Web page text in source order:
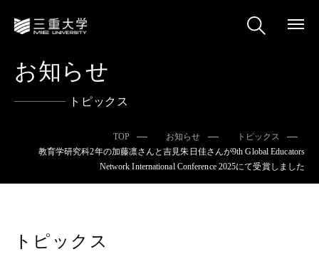
お知らせ
トピックス
TOP お知らせ
トピックス
教育学研究科2年の加藤凛さんと吉見朱日佳さんが9th Global Educators
Network International Conference 2025にて受賞しました
トピックス